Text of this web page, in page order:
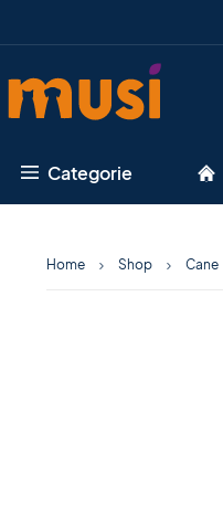
Categorie
Home Shop Cane